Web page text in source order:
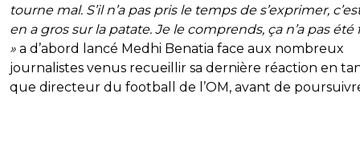
tourne mal. S’il n’a pas pris le temps de s’exprimer,
en a gros sur la patate. Je le comprends, ça n’a pas été
» a d’abord lancé Medhi Benatia face aux nombreux
journalistes venus recueillir sa dernière réaction en
que directeur du football de l’OM, avant de